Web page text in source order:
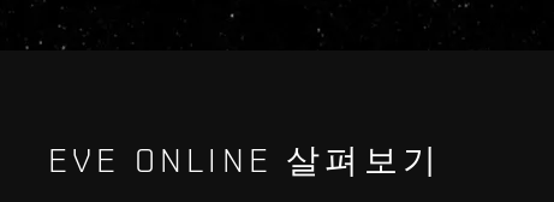
EVE ONLINE 살펴보기